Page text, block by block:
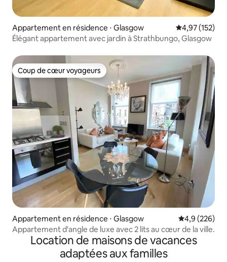
Appartement en résidence ⋅ Glasgow Évaluation
4,97 (152)
Élégant appartement avec jardin à Strathbungo, Glasgow
Coup de cœur voyageurs
Coup de cœur voyageurs
Appartement en résidence ⋅ Glasgow Évaluation
4,9 (226)
Appartement d'angle de luxe avec 2 lits au cœur de la ville.
Location de maisons de vacances
adaptées aux familles